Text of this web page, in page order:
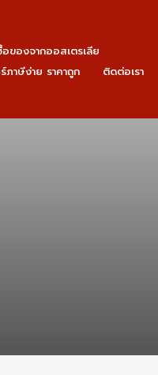
ของจากออสเตรเลีย
าษีง่าย ราคาถูก
ติดต่อเรา